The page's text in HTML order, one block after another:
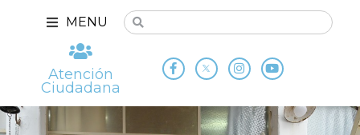
MENU
Atención
Ciudadana